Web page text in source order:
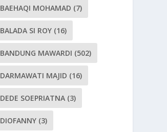
BAEHAQI MOHAMAD (7)
BALADA SI ROY (16)
BANDUNG MAWARDI (502)
DARMAWATI MAJID (16)
DEDE SOEPRIATNA (3)
DIOFANNY (3)